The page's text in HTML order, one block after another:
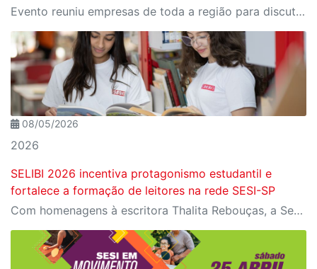
Evento reuniu empresas de toda a região para discutir as recentes mudanças na legislação, assim como os desafios e caminhos no setor industrial.
08/05/2026
2026
SELIBI 2026 incentiva protagonismo estudantil e
fortalece a formação de leitores na rede SESI-SP
Com homenagens à escritora Thalita Rebouças, a Semana do Livro e da Biblioteca promove criatividade, produção autoral e diferentes formas de expressão entre estudantes da Educação Infantil à EJA